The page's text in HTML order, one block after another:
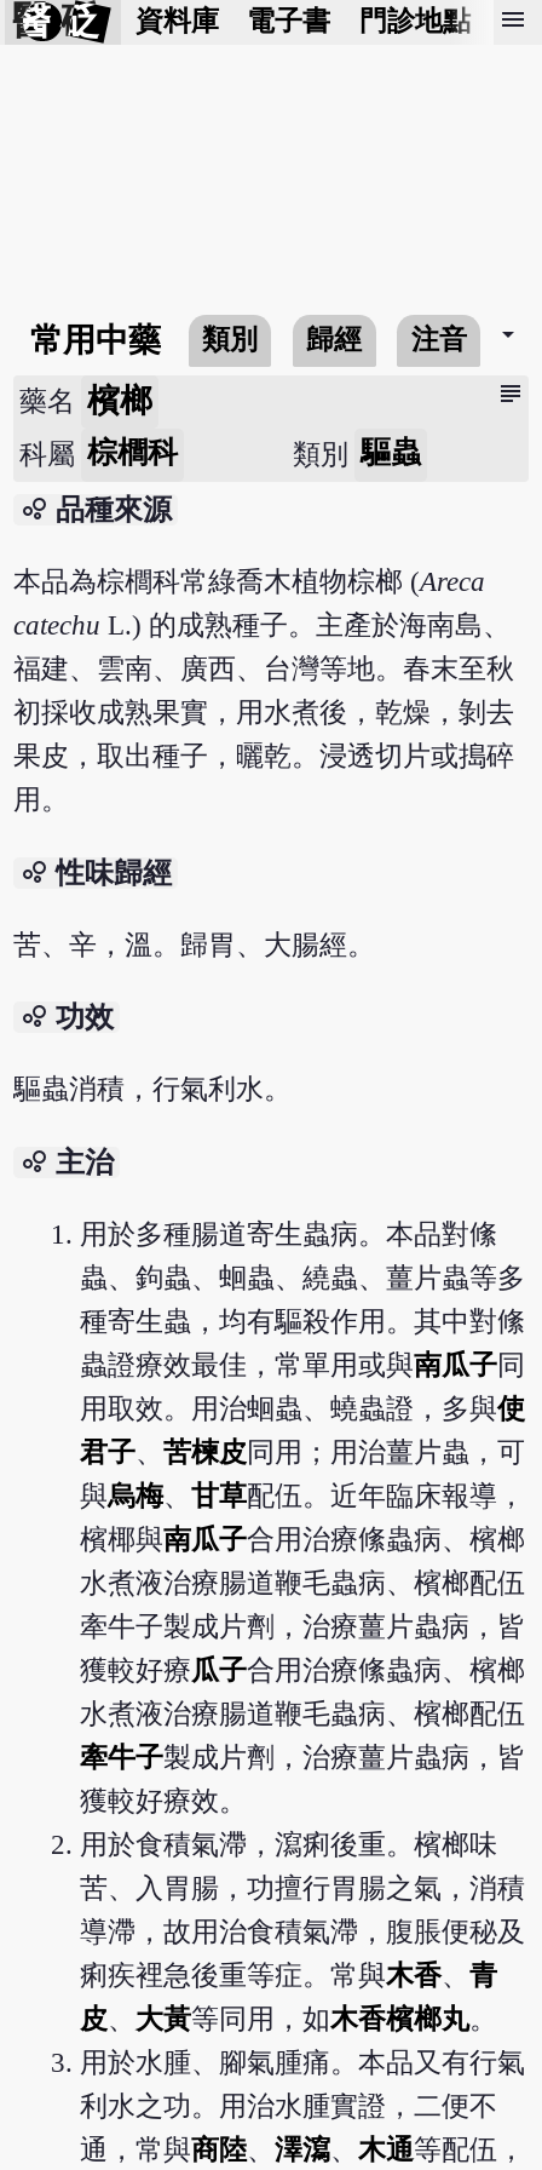
醫 砭 資料庫 電子書 門診地點 預
menu
常用中藥 類別 歸經 注音 arrow_drop_down
subject
藥名 檳榔
科屬 棕櫚科 類別 驅蟲
bubble_chart 品種來源
本品為棕櫚科常綠喬木植物棕榔 (Areca
catechu L.) 的成熟種子。主產於海南島、
福建、雲南、廣西、台灣等地。春末至秋
初採收成熟果實，用水煮後，乾燥，剝去
果皮，取出種子，曬乾。浸透切片或搗碎
用。
bubble_chart 性味歸經
苦、辛，溫。歸胃、大腸經。
bubble_chart 功效
驅蟲消積，行氣利水。
bubble_chart 主治
用於多種腸道寄生蟲病。本品對絛
蟲、鉤蟲、蛔蟲、繞蟲、薑片蟲等多
種寄生蟲，均有驅殺作用。其中對絛
蟲證療效最佳，常單用或與南瓜子同
用取效。用治蛔蟲、蟯蟲證，多與使
君子、苦楝皮同用；用治薑片蟲，可
與烏梅、甘草配伍。近年臨床報導，
檳椰與南瓜子合用治療絛蟲病、檳榔
水煮液治療腸道鞭毛蟲病、檳榔配伍
牽牛子製成片劑，治療薑片蟲病，皆
獲較好療瓜子合用治療絛蟲病、檳榔
水煮液治療腸道鞭毛蟲病、檳榔配伍
牽牛子製成片劑，治療薑片蟲病，皆
獲較好療效。
用於食積氣滯，瀉痢後重。檳榔味
苦、入胃腸，功擅行胃腸之氣，消積
導滯，故用治食積氣滯，腹脹便秘及
痢疾裡急後重等症。常與木香、青
皮、 大黃等同用，如木香檳榔丸。
用於水腫、腳氣腫痛。本品又有行氣
利水之功。用治水腫實證，二便不
通，常與商陸、澤瀉、木通等配伍，